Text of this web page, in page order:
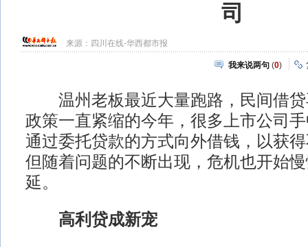
司
来源： 四川在线-华西都市报
我来说两句 (0)
温州老板最近大量跑路，民间借贷
政策一直紧缩的今年，很多上市公司
通过委托贷款的方式向外借钱，以获
但随着问题的不断出现，危机也开始
延。
高利贷成新宠